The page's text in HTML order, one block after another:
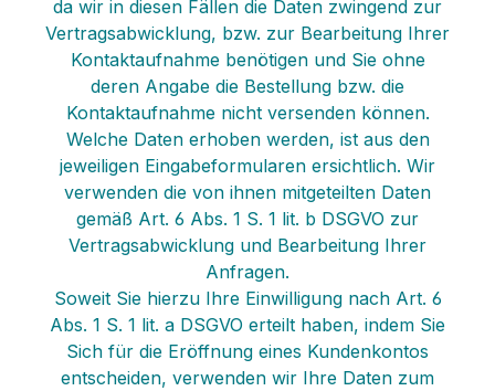
da wir in diesen Fällen die Daten zwingend zur
Vertragsabwicklung, bzw. zur Bearbeitung Ihrer
Kontaktaufnahme benötigen und Sie ohne
deren Angabe die Bestellung bzw. die
Kontaktaufnahme nicht versenden können.
Welche Daten erhoben werden, ist aus den
jeweiligen Eingabeformularen ersichtlich. Wir
verwenden die von ihnen mitgeteilten Daten
gemäß Art. 6 Abs. 1 S. 1 lit. b DSGVO zur
Vertragsabwicklung und Bearbeitung Ihrer
Anfragen.
Soweit Sie hierzu Ihre Einwilligung nach Art. 6
Abs. 1 S. 1 lit. a DSGVO erteilt haben, indem Sie
Sich für die Eröffnung eines Kundenkontos
entscheiden, verwenden wir Ihre Daten zum